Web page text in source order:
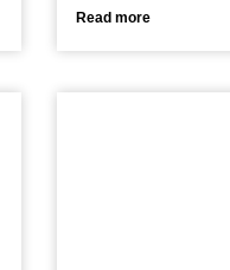
Read more